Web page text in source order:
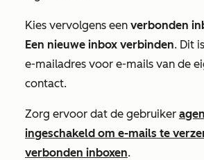
Kies vervolgens een verbonden
Een nieuwe inbox verbinden. Dit
e-mailadres voor e-mails van de
contact.
Zorg ervoor dat de gebruiker
ingeschakeld om e-mails te
verbonden inboxen.